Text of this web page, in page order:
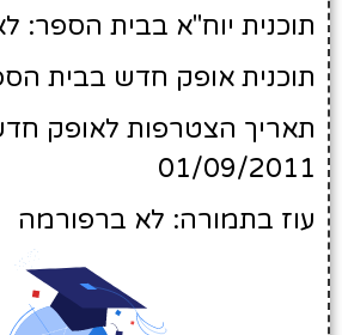
תוכנית יוח"א בבית הספר: לא
תוכנית אופק חדש בבית
תאריך הצטרפות לאופק
01/09/2011
עוז בתמורה: לא ברפורמה